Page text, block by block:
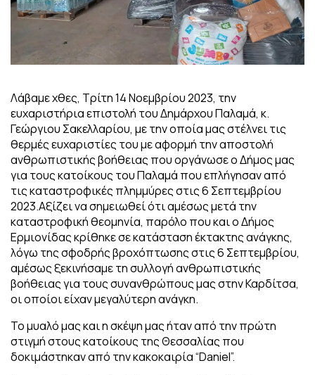
Λάβαμε χθες, Τρίτη 14 Νοεμβρίου 2023, την
ευχαριστήρια επιστολή του Δημάρχου Παλαμά, κ.
Γεώργιου Σακελλαρίου, με την οποία μας στέλνει τις
θερμές ευχαριστίες του με αφορμή την αποστολή
ανθρωπιστικής βοήθειας που οργάνωσε ο Δήμος μας
για τους κατοίκους του Παλαμά που επλήγησαν από
τις καταστροφικές πλημμύρες στις 6 Σεπτεμβρίου
2023.Αξίζει να σημειωθεί ότι αμέσως μετά την
καταστροφική θεομηνία, παρόλο που και ο Δήμος
Ερμιονίδας κρίθηκε σε κατάσταση έκτακτης ανάγκης,
λόγω της σφοδρής βροχόπτωσης στις 6 Σεπτεμβρίου,
αμέσως ξεκινήσαμε τη συλλογή ανθρωπιστικής
βοήθειας για τους συνανθρώπους μας στην Καρδίτσα,
οι οποίοι είχαν μεγαλύτερη ανάγκη.
Το μυαλό μας και η σκέψη μας ήταν από την πρώτη
στιγμή στους κατοίκους της Θεσσαλίας που
δοκιμάστηκαν από την κακοκαιρία “Daniel”.